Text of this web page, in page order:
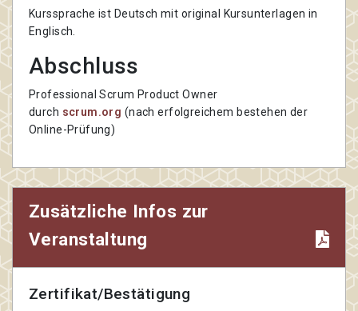
Kurssprache ist Deutsch mit original Kursunterlagen in
Englisch.
Abschluss
Professional Scrum Product Owner
durch scrum.org (nach erfolgreichem bestehen der
Online-Prüfung)
Zusätzliche Infos zur
Veranstaltung
Zertifikat/Bestätigung